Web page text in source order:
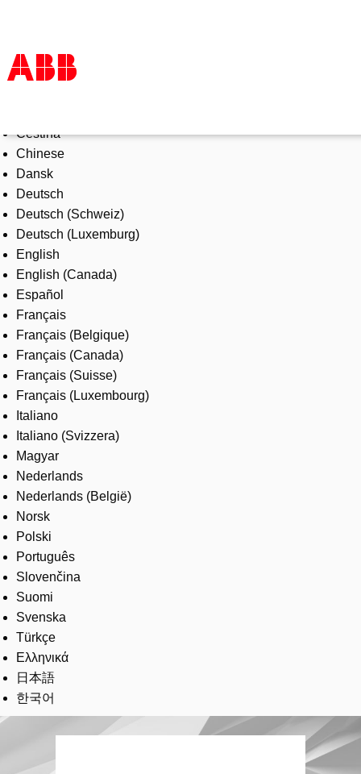
Products & Solutions
Industries
Services
About us
Where to buy
Contact us
Careers
Čeština
Chinese
Dansk
Deutsch
Deutsch (Schweiz)
Deutsch (Luxemburg)
English
English (Canada)
Español
Français
Français (Belgique)
Français (Canada)
Français (Suisse)
Français (Luxembourg)
Italiano
Italiano (Svizzera)
Magyar
Nederlands
Nederlands (België)
Norsk
Polski
Português
Slovenčina
Suomi
Svenska
Türkçe
Ελληνικά
日本語
한국어